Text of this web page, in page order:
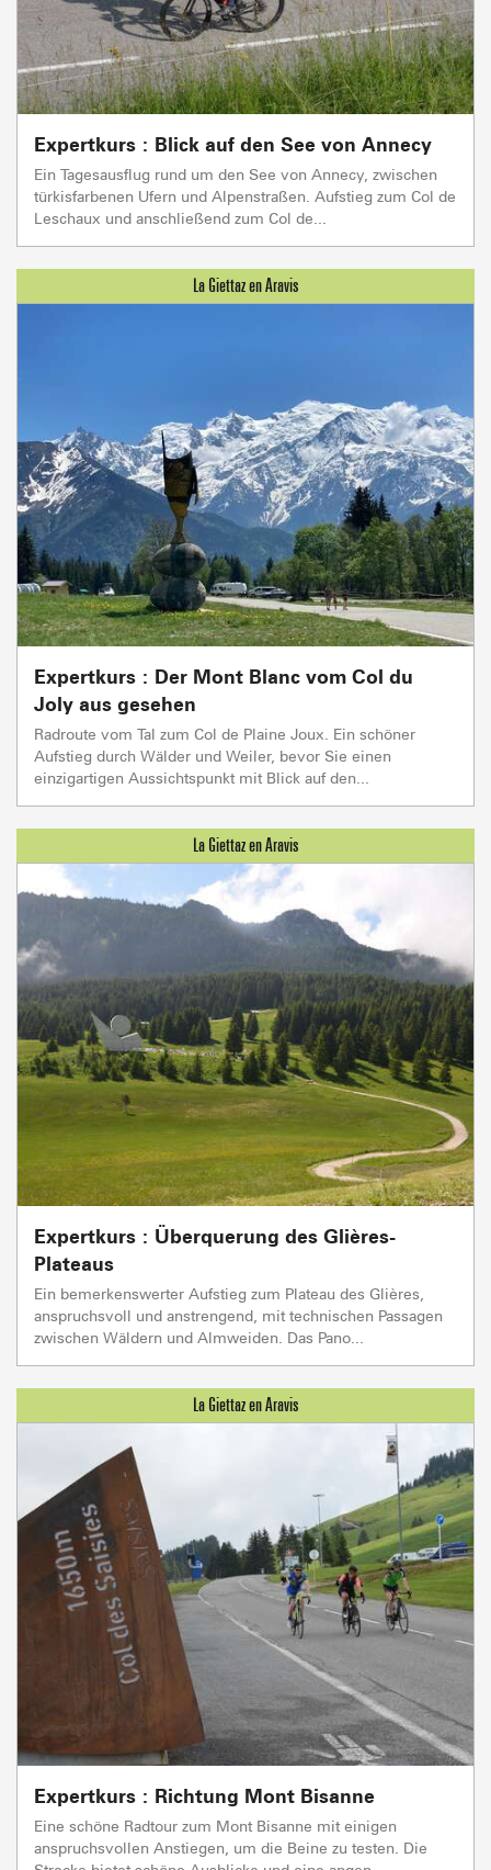
Expertkurs : Blick auf den See von Annecy
Ein Tagesausflug rund um den See von Annecy, zwischen
türkisfarbenen Ufern und Alpenstraßen. Aufstieg zum Col de
Leschaux und anschließend zum Col de...
Expertkurs : Der Mont Blanc vom Col du
Joly aus gesehen
Radroute vom Tal zum Col de Plaine Joux. Ein schöner
Aufstieg durch Wälder und Weiler, bevor Sie einen
einzigartigen Aussichtspunkt mit Blick auf den...
Expertkurs : Überquerung des Glières-
Plateaus
Ein bemerkenswerter Aufstieg zum Plateau des Glières,
anspruchsvoll und anstrengend, mit technischen Passagen
zwischen Wäldern und Almweiden. Das Pano...
Expertkurs : Richtung Mont Bisanne
Eine schöne Radtour zum Mont Bisanne mit einigen
anspruchsvollen Anstiegen, um die Beine zu testen. Die